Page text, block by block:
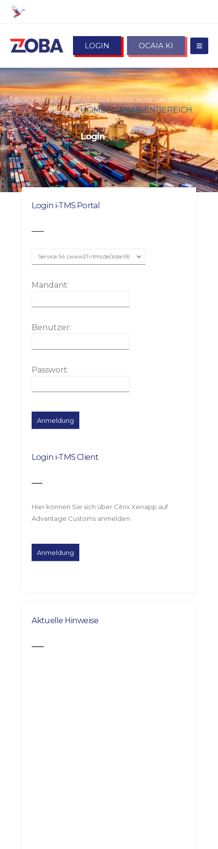
LOGIN OCAIA KI
HOME
KUNDENBEREICH
LOGIN
Login
Login i-TMS Portal
Mandant:
Benutzer:
Passwort:
Login i-TMS Client
Hier können Sie sich über Citrix Xenapp auf
Advantage Customs anmelden:
Aktuelle Hinweise